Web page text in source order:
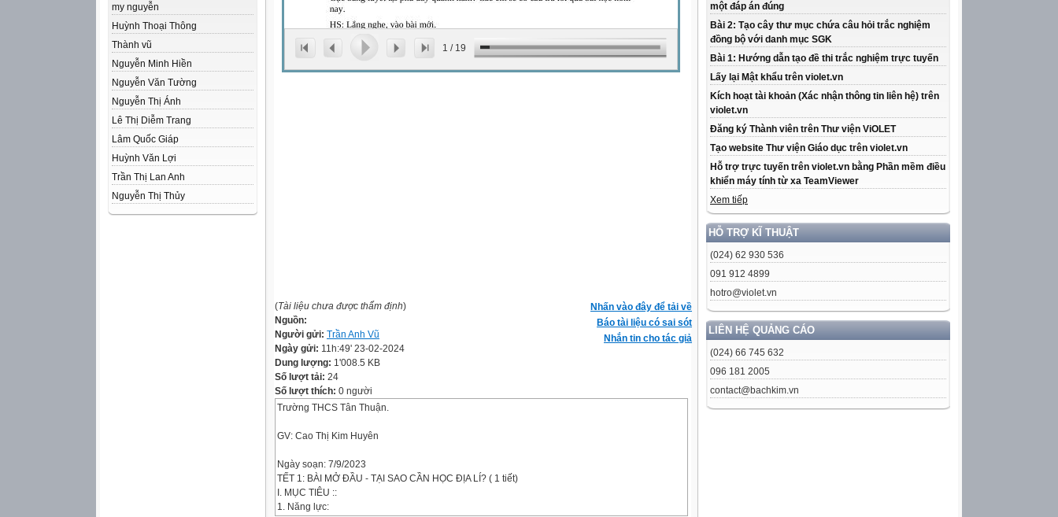
my nguyễn
Huỳnh Thoại Thông
Thành vũ
Nguyễn Minh Hiền
Nguyễn Văn Tường
Nguyễn Thị Ánh
Lê Thị Diễm Trang
Lâm Quốc Giáp
Huỳnh Văn Lợi
Trần Thị Lan Anh
Nguyễn Thị Thủy
một đáp án đúng
Bài 2: Tạo cây thư mục chứa câu hỏi trắc nghiệm
đồng bộ với danh mục SGK
Bài 1: Hướng dẫn tạo đề thi trắc nghiệm trực tuyến
Lấy lại Mật khẩu trên violet.vn
Kích hoạt tài khoản (Xác nhận thông tin liên hệ) trên
violet.vn
Đăng ký Thành viên trên Thư viện ViOLET
Tạo website Thư viện Giáo dục trên violet.vn
Hỗ trợ trực tuyến trên violet.vn bằng Phần mềm điều
khiển máy tính từ xa TeamViewer
Xem tiếp
HỖ TRỢ KĨ THUẬT
(024) 62 930 536
091 912 4899
hotro@violet.vn
LIÊN HỆ QUẢNG CÁO
(024) 66 745 632
096 181 2005
contact@bachkim.vn
1 / 19
Nhấn vào đây để tải về
Báo tài liệu có sai sót
Nhắn tin cho tác giả
(Tài liệu chưa được thẩm định)
Nguồn:
Người gửi: Trần Anh Vũ
Ngày gửi: 11h:49' 23-02-2024
Dung lượng: 1'008.5 KB
Số lượt tải: 24
Số lượt thích: 0 người
Trường THCS Tân Thuận.
GV: Cao Thị Kim Huyên
Ngày soạn: 7/9/2023
TẾT 1: BÀI MỞ ĐẦU - TẠI SAO CẦN HỌC ĐỊA LÍ? ( 1 tiết)
I. MỤC TIÊU ::
1. Năng lực: